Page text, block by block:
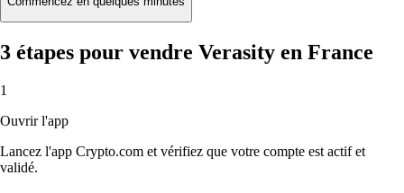
3 étapes pour vendre Verasity en France
1
Ouvrir l'app
Lancez l'app Crypto.com et vérifiez que votre compte est actif et
validé.